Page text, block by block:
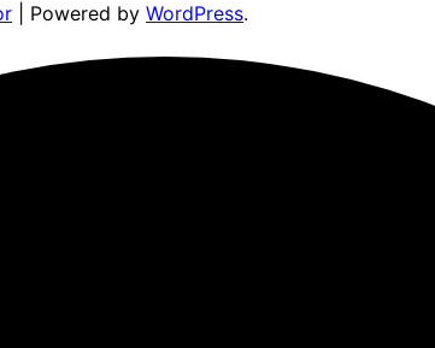
| Powered by WordPress.